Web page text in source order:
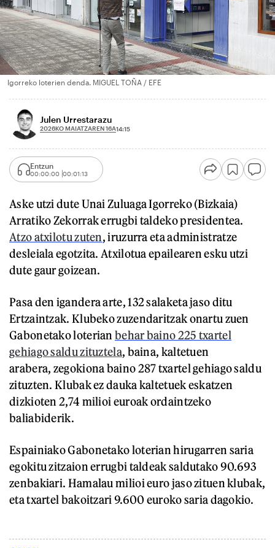
Igorreko loterien denda. MIGUEL TOÑA / EFE
Julen Urrestarazu
2026KO MAIATZAREN 16A14:15
Entzun
00:00:00 00:01:13
Aske utzi dute Unai Zuluaga Igorreko (Bizkaia)
Arratiko Zekorrak errugbi taldeko presidentea.
Atzo atxilotu zuten, iruzurra eta administratze
desleiala egotzita. Atxilotua epailearen esku utzi
dute gaur goizean.
Pasa den igandera arte, 132 salaketa jaso ditu
Ertzaintzak. Klubeko zuzendaritzak onartu zuen
Gabonetako loterianbehar baino 225 txartel
gehiago saldu zituztela, baina, kaltetuen
arabera, zegokiona baino 287 txartel gehiago saldu
zituzten. Klubak ez dauka kaltetuek eskatzen
dizkioten 2,74 milioi euroak ordaintzeko
baliabiderik.
Espainiako Gabonetako loterian hirugarren saria
egokitu zitzaion errugbi taldeak saldutako 90.693
zenbakiari. Hamalau milioi euro jaso zituen klubak,
eta txartel bakoitzari 9.600 euroko saria dagokio.